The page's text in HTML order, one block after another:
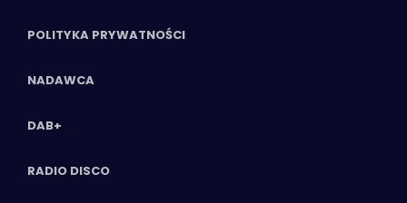
POLITYKA PRYWATNOŚCI
NADAWCA
DAB+
RADIO DISCO